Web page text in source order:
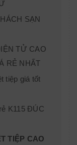
SẠN
TỬ CAO
RẺ NHẤT
tiệp giá tốt
K115 ĐÚC
TIỆP CAO